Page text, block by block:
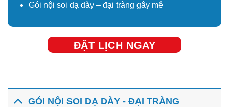
Gói nội soi dạ dày – đại tràng gây mê
ĐẶT LỊCH NGAY
GÓI NỘI SOI DẠ DÀY - ĐẠI TRÀNG